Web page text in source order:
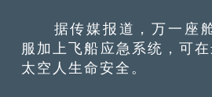
据传媒报道，万一座舱
服加上飞船应急系统，可
太空人生命安全。